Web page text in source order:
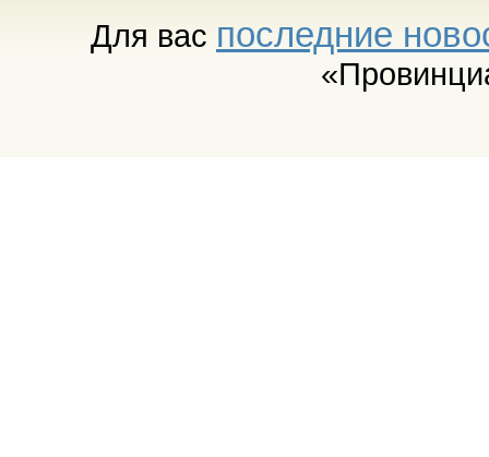
Для вас последние